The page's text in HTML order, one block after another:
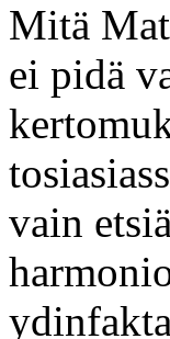
Mitä
ei pidä
vain